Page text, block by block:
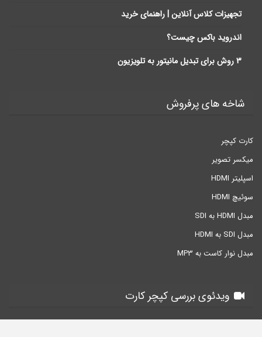
تجهیزات کلاس آنلاین | راهنمای خرید
اندروید باکس چیست؟
3 روش برای تبدیل مانیتور به تلویزیون
شاخه های پرفروش
کارت کپچر
میکسر تصویر
اسپلیتر HDMI
سوئیچ HDMI
مبدل HDMI به SDI
مبدل SDI به HDMI
مبدل نوار کاست به MP3
ویدئوی بررسی کپچر کارت